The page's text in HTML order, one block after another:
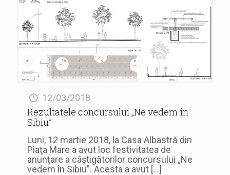
12/03/2018
Rezultatele concursului „Ne vedem în
Sibiu”
Luni, 12 martie 2018, la Casa Albastră din
Piaţa Mare a avut loc festivitatea de
anunțare a câștigătorilor concursului „Ne
vedem în Sibiu”. Acesta a avut […]